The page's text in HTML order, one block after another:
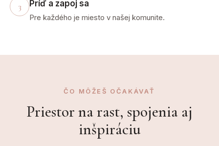
3 Príď a zapoj sa
Pre každého je miesto v našej komunite.
ČO MÔŽEŠ OČAKÁVAŤ
Priestor na rast, spojenia aj
inšpiráciu